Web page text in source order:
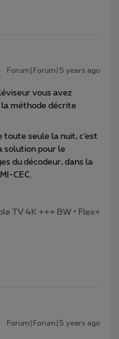
Forum|Forum|5 years ago
vous avez
la méthode décrite
toute seule la nuit, c’est
solution pour le
du décodeur, dans la
CEC.
TV 4K +++ BW • Flex+
Forum|Forum|5 years ago